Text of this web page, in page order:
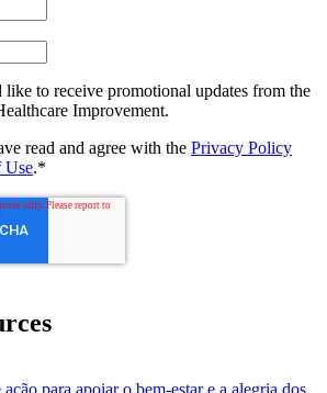
to receive promotional updates from the
Improvement.
read and agree with the Privacy Policy
Use.*
para apoiar o bem-estar e a alegria dos